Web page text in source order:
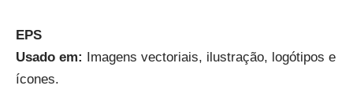
EPS
Usado em: Imagens vectoriais, ilustração, logótipos e
ícones.